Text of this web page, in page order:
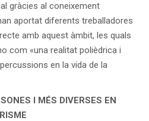
gràcies al coneixement
aportat diferents treballadores
amb aquest àmbit, les quals
com «una realitat polièdrica i
en la vida de la
I MÉS DIVERSES EN